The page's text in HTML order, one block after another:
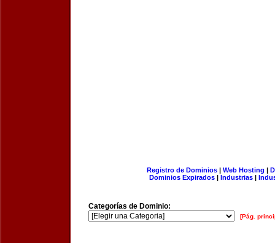
Registro de Dominios| Web Hosting |
Dominios Expirados | Industrias |
Categorías de Dominio:
[Pág.